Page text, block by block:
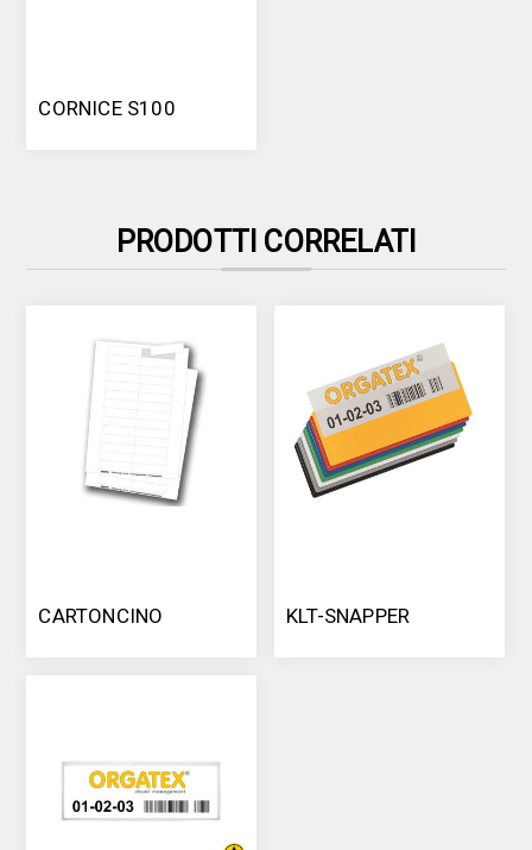
CORNICE S100
PRODOTTI CORRELATI
CARTONCINO KLT-SNAPPER